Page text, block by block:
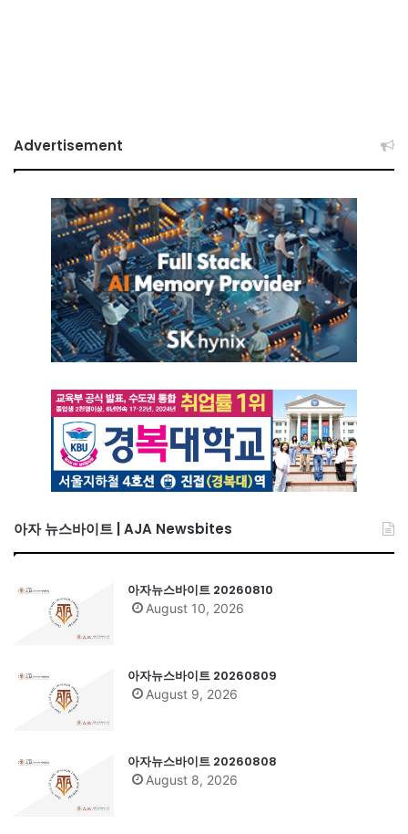
Advertisement
아자 뉴스바이트 | AJA Newsbites
아자뉴스바이트 20260810
August 10, 2026
아자뉴스바이트 20260809
August 9, 2026
아자뉴스바이트 20260808
August 8, 2026